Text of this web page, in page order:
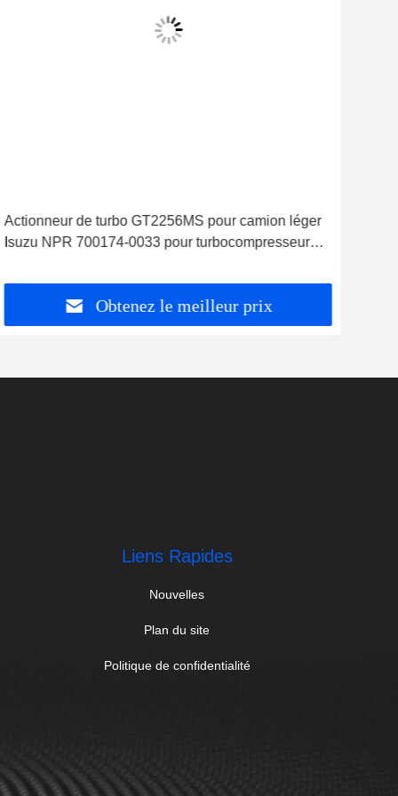
Actionneur de turbo GT2256MS pour camion léger
Isuzu NPR 700174-0033 pour turbocompresseur
Obtenez le meilleur prix
Liens Rapides
Nouvelles
Plan du site
Politique de confidentialité